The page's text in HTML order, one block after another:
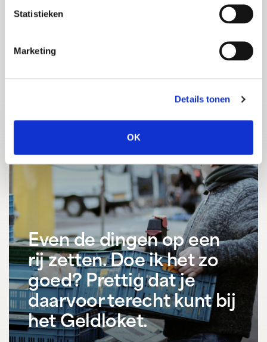
Statistieken
Marketing
Details tonen
OK
pensioenoverzicht?
Even de dingen op een
rij zetten. Doe ik het zo
goed? Prettig dat je
daarvoor terecht kunt bij
het Geldloket.